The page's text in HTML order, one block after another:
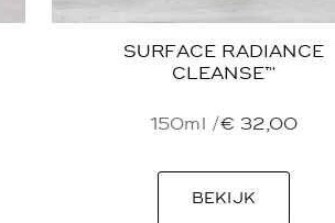
SURFACE RADIANCE
CLEANSE™
150ml /€ 32,00
BEKIJK